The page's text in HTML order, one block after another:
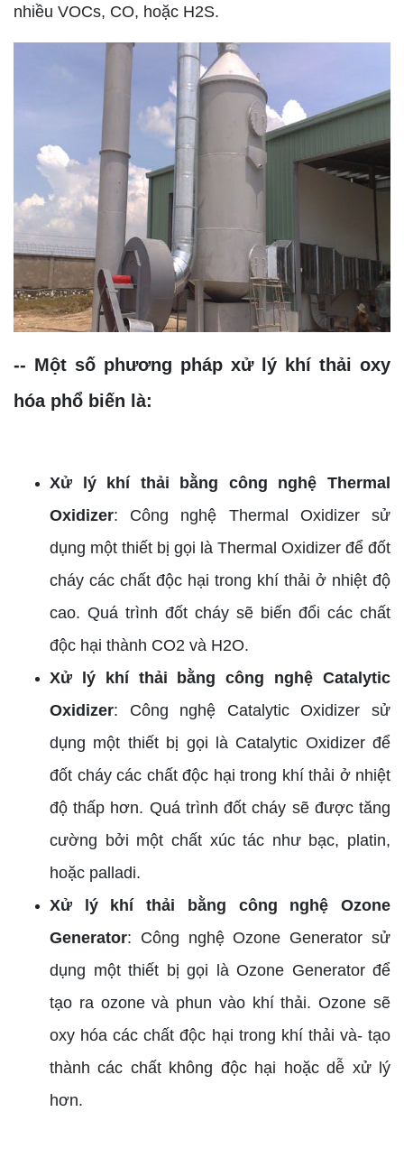
nhiều VOCs, CO, hoặc H2S.
-- Một số phương pháp xử lý khí thải oxy
hóa phổ biến là:
Xử lý khí thải bằng công nghệ Thermal
Oxidizer: Công nghệ Thermal Oxidizer sử
dụng một thiết bị gọi là Thermal Oxidizer để đốt
cháy các chất độc hại trong khí thải ở nhiệt độ
cao. Quá trình đốt cháy sẽ biến đổi các chất
độc hại thành CO2 và H2O.
Xử lý khí thải bằng công nghệ Catalytic
Oxidizer: Công nghệ Catalytic Oxidizer sử
dụng một thiết bị gọi là Catalytic Oxidizer để
đốt cháy các chất độc hại trong khí thải ở nhiệt
độ thấp hơn. Quá trình đốt cháy sẽ được tăng
cường bởi một chất xúc tác như bạc, platin,
hoặc palladi.
Xử lý khí thải bằng công nghệ Ozone
Generator: Công nghệ Ozone Generator sử
dụng một thiết bị gọi là Ozone Generator để
tạo ra ozone và phun vào khí thải. Ozone sẽ
oxy hóa các chất độc hại trong khí thải và- tạo
thành các chất không độc hại hoặc dễ xử lý
hơn.